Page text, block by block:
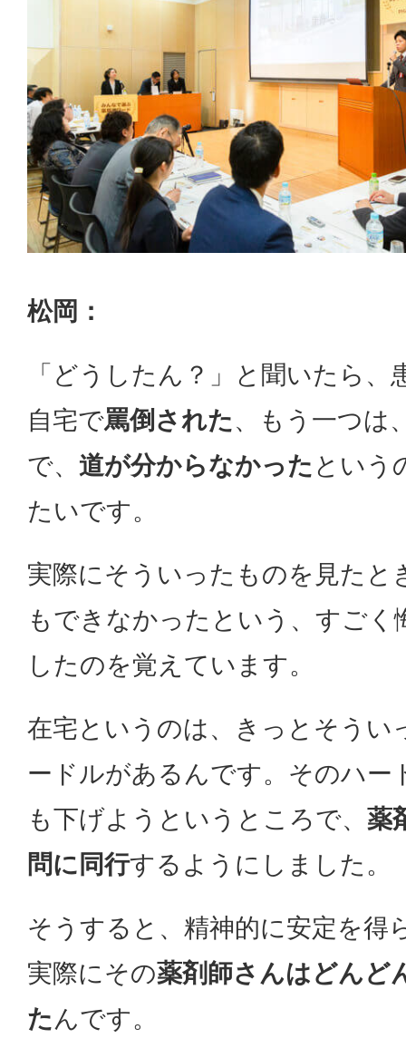
松岡：
「どうしたん？」と聞いたら、
自宅で罵倒された、もう一つは
で、 道が分からなかった という
たいです。
実際にそういったものを見たと
もできなかったという、すごく
したのを覚えています。
在宅というのは、きっとそうい
ードルがあるんです。そのハー
も下げようというところで、 薬
問に同行するようにしました。
そうすると、精神的に安定を得
実際にその薬剤師さんはどんど
たんです。